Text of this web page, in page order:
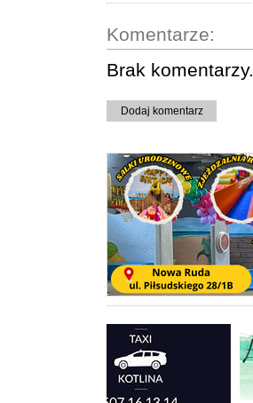
Komentarze:
Brak komentarzy.
Dodaj komentarz